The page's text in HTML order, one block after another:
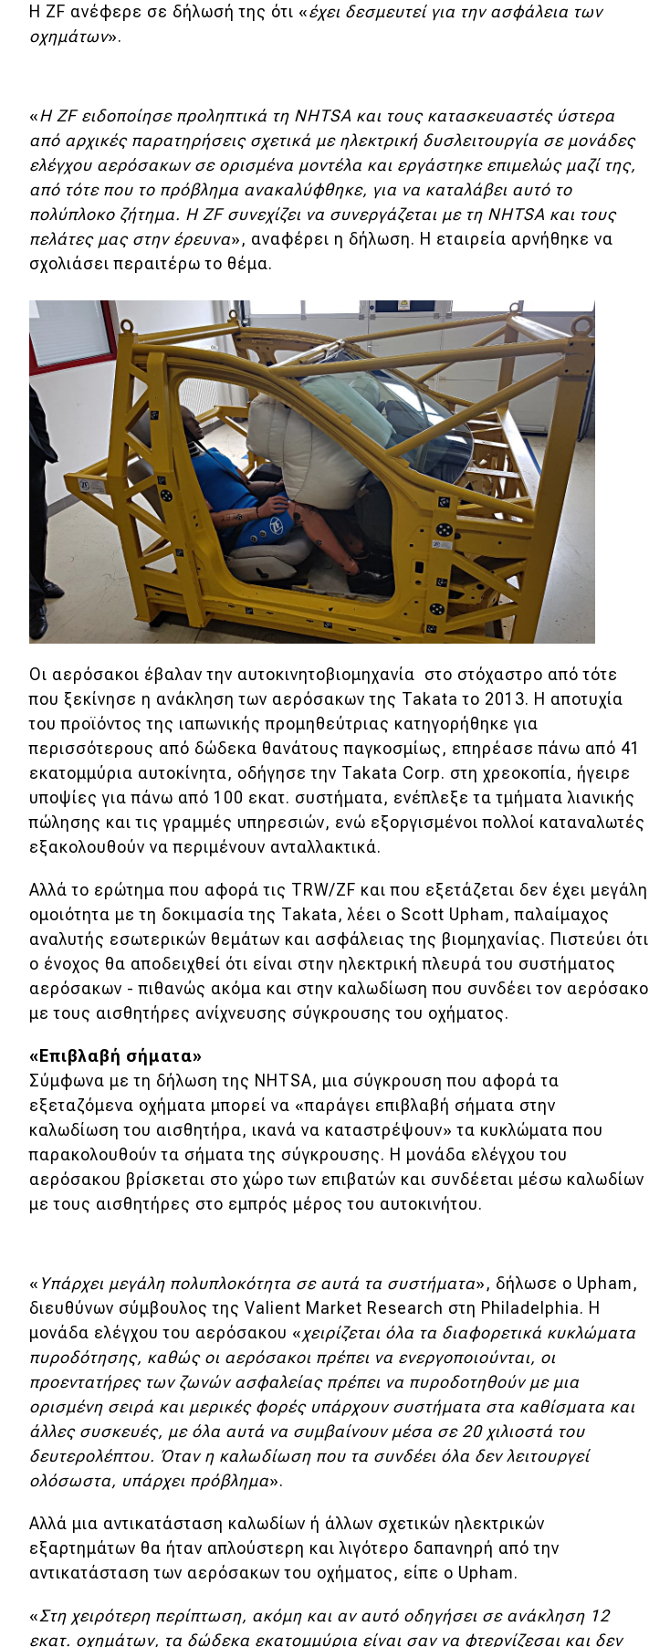
Αγώνες
Motorsport
Eco
Νέα
Τεχνολογία
Mobility
Σταθμοί φόρτισης
Classic
Νέα
Παρουσιάσεις
DRIVE Away
MOTO
Μεταχειρισμένο
Οδηγός αγοράς
Συμβουλές
Χρηστικά
Συμβουλές
Οδική βοήθεια
eDRIVE
DRIVE USED
Η ZF ανέφερε σε δήλωσή της ότι «έχει δεσμευτεί για την ασφάλεια των
οχημάτων».
«Η ZF ειδοποίησε προληπτικά τη NHTSA και τους κατασκευαστές ύστερα
από αρχικές παρατηρήσεις σχετικά με ηλεκτρική δυσλειτουργία σε μονάδες
ελέγχου αερόσακων σε ορισμένα μοντέλα και εργάστηκε επιμελώς μαζί της,
από τότε που το πρόβλημα ανακαλύφθηκε, για να καταλάβει αυτό το
πολύπλοκο ζήτημα. Η ZF συνεχίζει να συνεργάζεται με τη NHTSA και τους
πελάτες μας στην έρευνα», αναφέρει η δήλωση. Η εταιρεία αρνήθηκε να
σχολιάσει περαιτέρω το θέμα.
Οι αερόσακοι έβαλαν την αυτοκινητοβιομηχανία στο στόχαστρο από τότε
που ξεκίνησε η ανάκληση των αερόσακων της Takata το 2013. Η αποτυχία
του προϊόντος της ιαπωνικής προμηθεύτριας κατηγορήθηκε για
περισσότερους από δώδεκα θανάτους παγκοσμίως, επηρέασε πάνω από 41
εκατομμύρια αυτοκίνητα, οδήγησε την Takata Corp. στη χρεοκοπία, ήγειρε
υποψίες για πάνω από 100 εκατ. συστήματα, ενέπλεξε τα τμήματα λιανικής
πώλησης και τις γραμμές υπηρεσιών, ενώ εξοργισμένοι πολλοί καταναλωτές
εξακολουθούν να περιμένουν ανταλλακτικά.
Αλλά το ερώτημα που αφορά τις TRW/ZF και που εξετάζεται δεν έχει μεγάλη
ομοιότητα με τη δοκιμασία της Takata, λέει ο Scott Upham, παλαίμαχος
αναλυτής εσωτερικών θεμάτων και ασφάλειας της βιομηχανίας. Πιστεύει ότι
ο ένοχος θα αποδειχθεί ότι είναι στην ηλεκτρική πλευρά του συστήματος
αερόσακων - πιθανώς ακόμα και στην καλωδίωση που συνδέει τον αερόσακο
με τους αισθητήρες ανίχνευσης σύγκρουσης του οχήματος.
«Επιβλαβή σήματα»
Σύμφωνα με τη δήλωση της NHTSA, μια σύγκρουση που αφορά τα
εξεταζόμενα οχήματα μπορεί να «παράγει επιβλαβή σήματα στην
καλωδίωση του αισθητήρα, ικανά να καταστρέψουν» τα κυκλώματα που
παρακολουθούν τα σήματα της σύγκρουσης. Η μονάδα ελέγχου του
αερόσακου βρίσκεται στο χώρο των επιβατών και συνδέεται μέσω καλωδίων
με τους αισθητήρες στο εμπρός μέρος του αυτοκινήτου.
« Υπάρχει μεγάλη πολυπλοκότητα σε αυτά τα συστήματα», δήλωσε ο Upham,
διευθύνων σύμβουλος της Valient Market Research στη Philadelphia. Η
μονάδα ελέγχου του αερόσακου «χειρίζεται όλα τα διαφορετικά κυκλώματα
πυροδότησης, καθώς οι αερόσακοι πρέπει να ενεργοποιούνται, οι
προεντατήρες των ζωνών ασφαλείας πρέπει να πυροδοτηθούν με μια
ορισμένη σειρά και μερικές φορές υπάρχουν συστήματα στα καθίσματα και
άλλες συσκευές, με όλα αυτά να συμβαίνουν μέσα σε 20 χιλιοστά του
δευτερολέπτου. Όταν η καλωδίωση που τα συνδέει όλα δεν λειτουργεί
ολόσωστα, υπάρχει πρόβλημα».
Αλλά μια αντικατάσταση καλωδίων ή άλλων σχετικών ηλεκτρικών
εξαρτημάτων θα ήταν απλούστερη και λιγότερο δαπανηρή από την
αντικατάσταση των αερόσακων του οχήματος, είπε ο Upham.
«Στη χειρότερη περίπτωση, ακόμη και αν αυτό οδηγήσει σε ανάκληση 12
εκατ. οχημάτων, τα δώδεκα εκατομμύρια είναι σαν να φτερνίζεσαι και δεν